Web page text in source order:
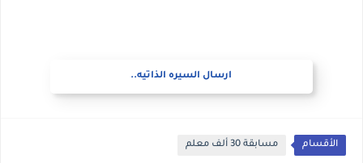
ارسال السيره الذاتيه..
الأقسام مسابقة 30 ألف معلم